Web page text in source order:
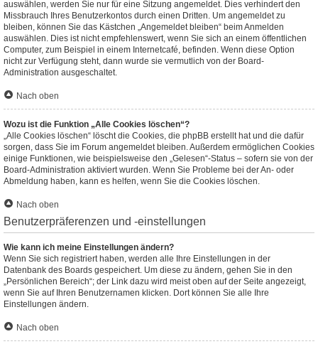
auswählen, werden Sie nur für eine Sitzung angemeldet. Dies verhindert den
Missbrauch Ihres Benutzerkontos durch einen Dritten. Um angemeldet zu
bleiben, können Sie das Kästchen „Angemeldet bleiben“ beim Anmelden
auswählen. Dies ist nicht empfehlenswert, wenn Sie sich an einem öffentlichen
Computer, zum Beispiel in einem Internetcafé, befinden. Wenn diese Option
nicht zur Verfügung steht, dann wurde sie vermutlich von der Board-
Administration ausgeschaltet.
Nach oben
Wozu ist die Funktion „Alle Cookies löschen“?
„Alle Cookies löschen“ löscht die Cookies, die phpBB erstellt hat und die dafür
sorgen, dass Sie im Forum angemeldet bleiben. Außerdem ermöglichen Cookies
einige Funktionen, wie beispielsweise den „Gelesen“-Status – sofern sie von der
Board-Administration aktiviert wurden. Wenn Sie Probleme bei der An- oder
Abmeldung haben, kann es helfen, wenn Sie die Cookies löschen.
Nach oben
Benutzerpräferenzen und -einstellungen
Wie kann ich meine Einstellungen ändern?
Wenn Sie sich registriert haben, werden alle Ihre Einstellungen in der
Datenbank des Boards gespeichert. Um diese zu ändern, gehen Sie in den
„Persönlichen Bereich“; der Link dazu wird meist oben auf der Seite angezeigt,
wenn Sie auf Ihren Benutzernamen klicken. Dort können Sie alle Ihre
Einstellungen ändern.
Nach oben